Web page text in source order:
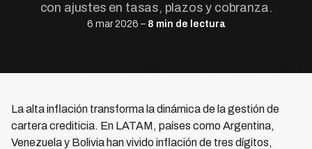
con ajustes en tasas, plazos y cobranza.
6 mar 2026 – 8 min de lectura
La alta inflación transforma la dinámica de la gestión de
cartera crediticia. En LATAM, países como Argentina,
Venezuela y Bolivia han vivido inflación de tres dígitos,